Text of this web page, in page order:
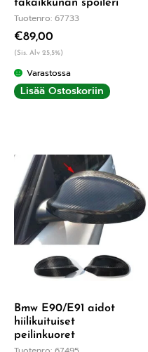
takaikkunan spoileri
Tuotenro: 67733
€89,00
(Sis. Alv 25,5%)
Varastossa
Lisää Ostoskoriin
Bmw E90/E91 aidot
hiilikuituiset
peilinkuoret